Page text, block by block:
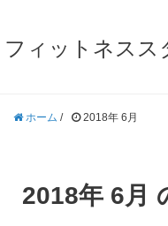
フィットネスス
ホーム / 2018年 6月
2018年 6月